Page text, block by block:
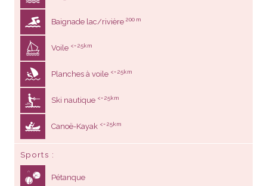
Baignade lac/rivière 200 m
Voile <= 25km
Planches à voile <= 25km
Ski nautique <= 25km
Canoë-Kayak <= 25km
Sports
Pétanque